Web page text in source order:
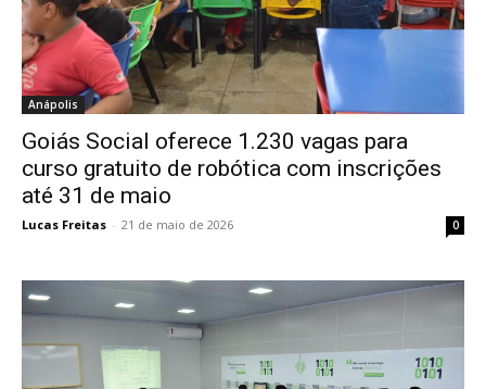
Anápolis
Goiás Social oferece 1.230 vagas para
curso gratuito de robótica com inscrições
até 31 de maio
Lucas Freitas - 21 de maio de 2026 0